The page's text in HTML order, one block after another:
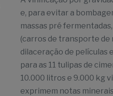
e, para evitar a
massas pré
(carros de transporte de
dilaceração de películas
para as 11 tulipas de
10.000 litros e 9.000 kg
exprimem notas